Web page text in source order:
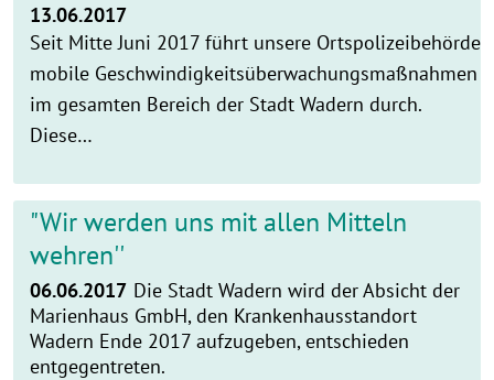
13.06.2017
Seit Mitte Juni 2017 führt unsere Ortspolizeibehörde
mobile Geschwindigkeitsüberwachungsmaßnahmen
im gesamten Bereich der Stadt Wadern durch.
Diese…
"Wir werden uns mit allen Mitteln
wehren''
06.06.2017 Die Stadt Wadern wird der Absicht der
Marienhaus GmbH, den Krankenhausstandort
Wadern Ende 2017 aufzugeben, entschieden
entgegentreten.